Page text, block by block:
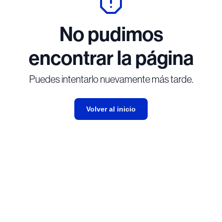
No pudimos
encontrar la página
Puedes intentarlo nuevamente más tarde.
Volver al inicio